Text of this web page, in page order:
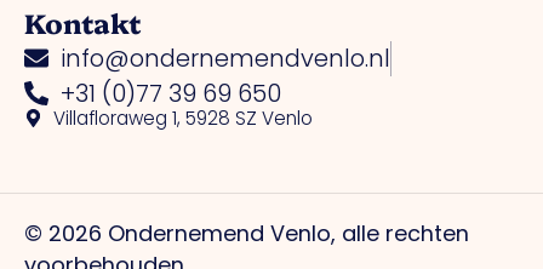
Kontakt
info@ondernemendvenlo.nl
+31 (0)77 39 69 650
Villafloraweg 1, 5928 SZ Venlo
© 2026 Ondernemend Venlo, alle rechten